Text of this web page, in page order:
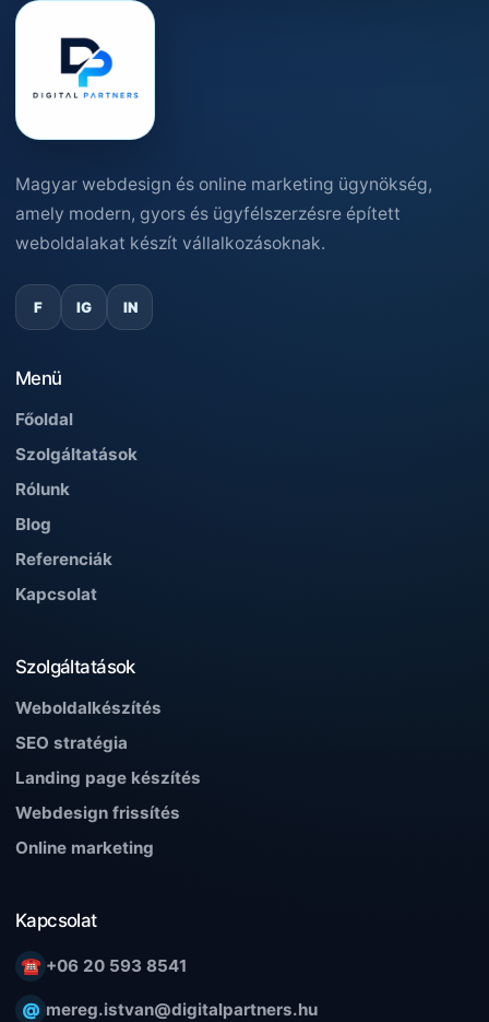
Magyar webdesign és online marketing ügynökség,
amely modern, gyors és ügyfélszerzésre épített
weboldalakat készít vállalkozásoknak.
F IG IN
Menü
Főoldal
Szolgáltatások
Rólunk
Blog
Referenciák
Kapcsolat
Szolgáltatások
Weboldalkészítés
SEO stratégia
Landing page készítés
Webdesign frissítés
Online marketing
Kapcsolat
☎ +06 20 593 8541
@ mereg.istvan@digitalpartners.hu